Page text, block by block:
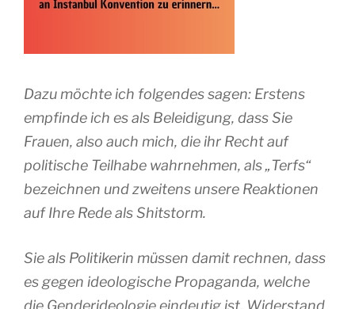
Dazu möchte ich folgendes sagen: Erstens
empfinde ich es als Beleidigung, dass Sie
Frauen, also auch mich, die ihr Recht auf
politische Teilhabe wahrnehmen, als „Terfs“
bezeichnen und zweitens unsere Reaktionen
auf Ihre Rede als Shitstorm.
Sie als Politikerin müssen damit rechnen, dass
es gegen ideologische Propaganda, welche
die Genderideologie eindeutig ist, Widerstand